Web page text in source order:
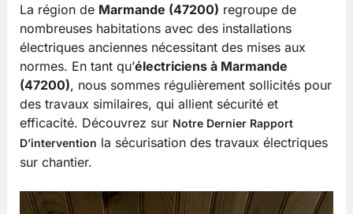
La région de Marmande (47200) regroupe de
nombreuses habitations avec des installations
électriques anciennes nécessitant des mises aux
normes. En tant qu’électriciens à Marmande
(47200), nous sommes régulièrement sollicités pour
des travaux similaires, qui allient sécurité et
efficacité. Découvrez sur Notre Dernier Rapport
D’intervention la sécurisation des travaux électriques
sur chantier.